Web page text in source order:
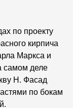
по проекту
кирпича
Маркса и
самом деле
Н. Фасад
по бокам